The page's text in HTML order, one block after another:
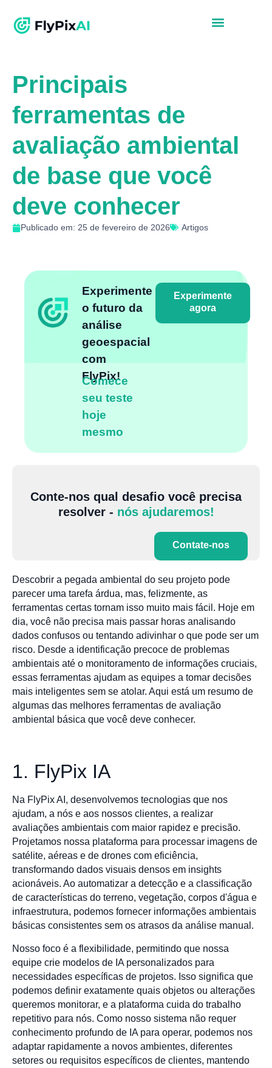
Principais
ferramentas de
avaliação ambiental
de base que você
deve conhecer
Publicado em: 25 de fevereiro de 2026 Artigos
Experimente
o futuro da
análise
geoespacial
com
FlyPix!
Comece
seu teste
hoje
mesmo
Experimente
agora
Conte-nos qual desafio você precisa
resolver - nós ajudaremos!
Contate-nos
Descobrir a pegada ambiental do seu projeto pode
parecer uma tarefa árdua, mas, felizmente, as
ferramentas certas tornam isso muito mais fácil. Hoje em
dia, você não precisa mais passar horas analisando
dados confusos ou tentando adivinhar o que pode ser um
risco. Desde a identificação precoce de problemas
ambientais até o monitoramento de informações cruciais,
essas ferramentas ajudam as equipes a tomar decisões
mais inteligentes sem se atolar. Aqui está um resumo de
algumas das melhores ferramentas de avaliação
ambiental básica que você deve conhecer.
1. FlyPix IA
Na FlyPix AI, desenvolvemos tecnologias que nos
ajudam, a nós e aos nossos clientes, a realizar
avaliações ambientais com maior rapidez e precisão.
Projetamos nossa plataforma para processar imagens de
satélite, aéreas e de drones com eficiência,
transformando dados visuais densos em insights
acionáveis. Ao automatizar a detecção e a classificação
de características do terreno, vegetação, corpos d'água e
infraestrutura, podemos fornecer informações ambientais
básicas consistentes sem os atrasos da análise manual.
Nosso foco é a flexibilidade, permitindo que nossa
equipe crie modelos de IA personalizados para
necessidades específicas de projetos. Isso significa que
podemos definir exatamente quais objetos ou alterações
queremos monitorar, e a plataforma cuida do trabalho
repetitivo para nós. Como nosso sistema não requer
conhecimento profundo de IA para operar, podemos nos
adaptar rapidamente a novos ambientes, diferentes
setores ou requisitos específicos de clientes, mantendo